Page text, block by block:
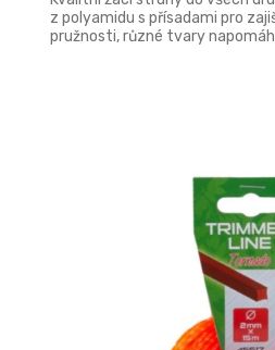
z polyamidu s přísadami pro
pružnosti, různé tvary